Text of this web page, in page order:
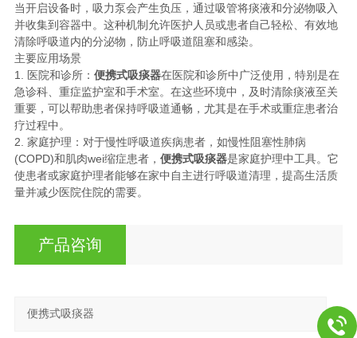
当开启设备时，吸力泵会产生负压，通过吸管将痰液和分泌物吸入
并收集到容器中。这种机制允许医护人员或患者自己轻松、有效地
清除呼吸道内的分泌物，防止呼吸道阻塞和感染。
主要应用场景
1. 医院和诊所： 便携式吸痰器在医院和诊所中广泛使用，特别是在
急诊科、重症监护室和手术室。在这些环境中，及时清除痰液至关
重要，可以帮助患者保持呼吸道通畅，尤其是在手术或重症患者治
疗过程中。
2. 家庭护理：对于慢性呼吸道疾病患者，如慢性阻塞性肺病
(COPD)和肌肉wei缩症患者， 便携式吸痰器是家庭护理中工具。它
使患者或家庭护理者能够在家中自主进行呼吸道清理，提高生活质
量并减少医院住院的需要。
产品咨询